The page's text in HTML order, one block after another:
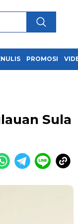
PROMOSI
Sula